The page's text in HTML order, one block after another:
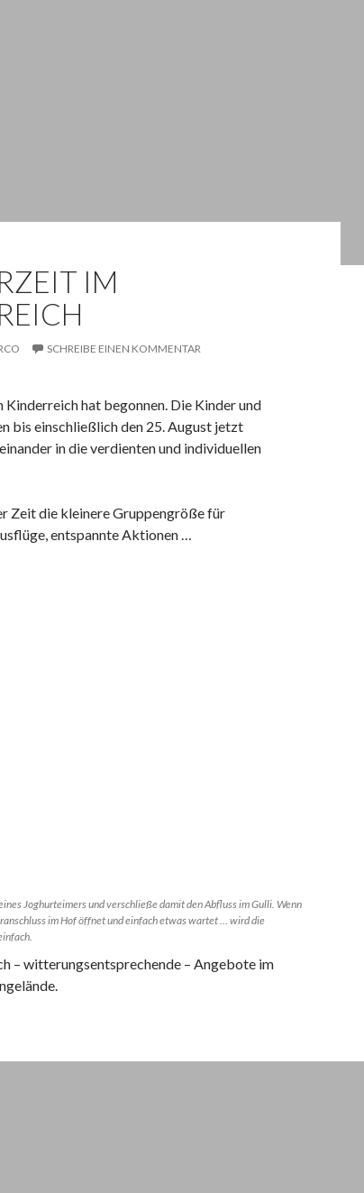
IM
SCHREIBE EINEN KOMMENTAR
Kinderreich hat begonnen. Die Kinder und
bis einschließlich den 25. August jetzt
in die verdienten und individuellen
Zeit die kleinere Gruppengröße für
entspannte Aktionen …
Joghurteimers und verschließe damit den Abfluss im Gulli. Wenn
im Hof öffnet und einfach etwas wartet … wird die
– witterungsentsprechende – Angebote im